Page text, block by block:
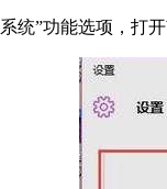
统”功能选项，打开